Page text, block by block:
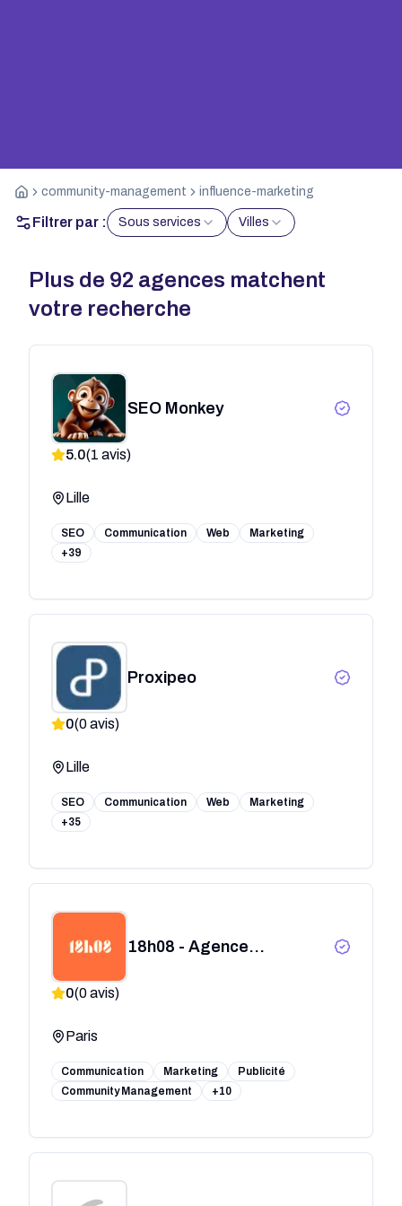
community-management influence-marketing
Filtrer par : Sous services Villes
Plus de 92 agences matchent
votre recherche
SEO Monkey
5.0(1 avis)
Lille
SEO Communication Web
Marketing
+39
Proxipeo
0(0avis)
Lille
SEO Communication Web
Marketing
+35
18h08 - Agence
0(0avis)
Paris
Communication Marketing
Publicité
Community Management
+10